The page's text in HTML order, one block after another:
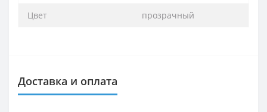
Цвет прозрачный
Доставка и оплата